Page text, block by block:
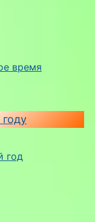
время
год